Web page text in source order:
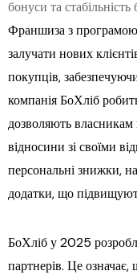
Франшиза з
залучати нових
покупців,
компанія БоХліб
дозволяють власникам
відносини зі своїми
персональні знижки,
додатки, що
БоХліб у 2025
партнерів. Це